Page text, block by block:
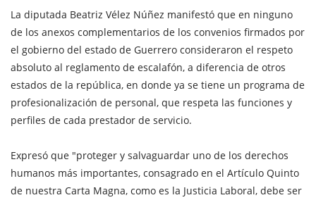
La diputada Beatriz Vélez Núñez manifestó que en ninguno
de los anexos complementarios de los convenios firmados por
el gobierno del estado de Guerrero consideraron el respeto
absoluto al reglamento de escalafón, a diferencia de otros
estados de la república, en donde ya se tiene un programa de
profesionalización de personal, que respeta las funciones y
perfiles de cada prestador de servicio.
Expresó que "proteger y salvaguardar uno de los derechos
humanos más importantes, consagrado en el Artículo Quinto
de nuestra Carta Magna, como es la Justicia Laboral, debe ser